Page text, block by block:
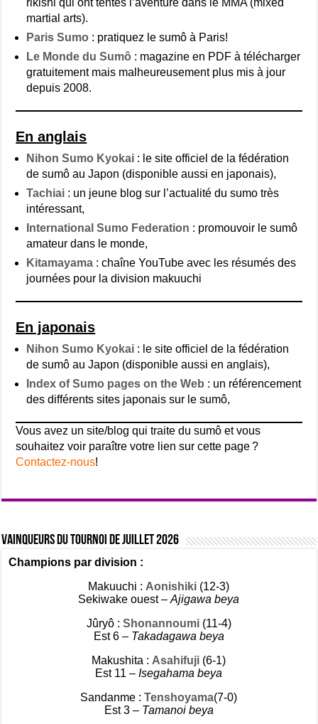
rikishi qui ont tentés l’aventure dans le MMA (mixed
martial arts).
Paris Sumo : pratiquez le sumô à Paris!
Le Monde du Sumô : magazine en PDF à télécharger
gratuitement mais malheureusement plus mis à jour
depuis 2008.
En anglais
Nihon Sumo Kyokai : le site officiel de la fédération
de sumô au Japon (disponible aussi en japonais),
Tachiai : un jeune blog sur l’actualité du sumo très
intéressant,
International Sumo Federation : promouvoir le sumô
amateur dans le monde,
Kitamayama : chaîne YouTube avec les résumés des
journées pour la division makuuchi
En japonais
Nihon Sumo Kyokai : le site officiel de la fédération
de sumô au Japon (disponible aussi en anglais),
Index of Sumo pages on the Web : un référencement
des différents sites japonais sur le sumô,
Vous avez un site/blog qui traite du sumô et vous
souhaitez voir paraître votre lien sur cette page ?
Contactez-nous!
Vainqueurs du tournoi de Juillet 2026
Champions par division :
Makuuchi : Aonishiki (12-3)
Sekiwake ouest –Ajigawa beya
Jûryô : Shonannoumi (11-4)
Est 6 – Takadagawa beya
Makushita : Asahifuji (6-1)
Est 11 –Isegahama beya
Sandanme :Tenshoyama(7-0)
Est 3 – Tamanoi beya